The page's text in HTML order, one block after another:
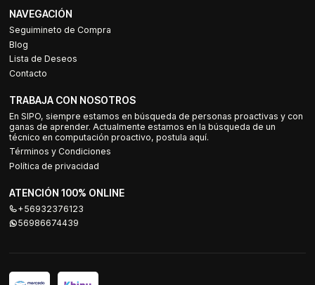
NAVEGACIÓN
Seguimineto de Compra
Blog
Lista de Deseos
Contacto
TRABAJA CON NOSOTROS
En SIPO, siempre estamos en búsqueda de personas proactivas y con
ganas de aprender. Actualmente estamos en la búsqueda de un
técnico en computación proactivo, postula aquí.
Términos y Condiciones
Política de privacidad
ATENCIÓN 100% ONLINE
+56932376123
56986674439